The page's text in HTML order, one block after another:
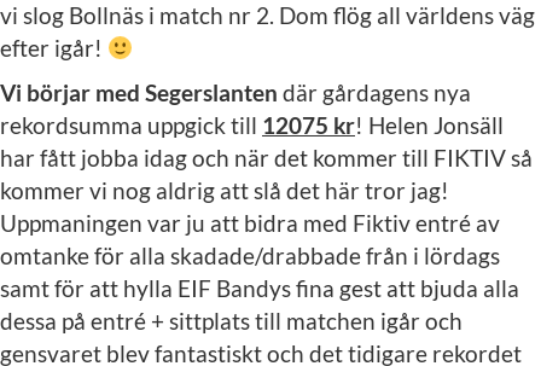
vi slog Bollnäs i match nr 2. Dom flög all världens väg
efter igår!
Vi börjar med Segerslanten där gårdagens nya
rekordsumma uppgick till 12075 kr! Helen Jonsäll
har fått jobba idag och när det kommer till FIKTIV så
kommer vi nog aldrig att slå det här tror jag!
Uppmaningen var ju att bidra med Fiktiv entré av
omtanke för alla skadade/drabbade från i lördags
samt för att hylla EIF Bandys fina gest att bjuda alla
dessa på entré + sittplats till matchen igår och
gensvaret blev fantastiskt och det tidigare rekordet